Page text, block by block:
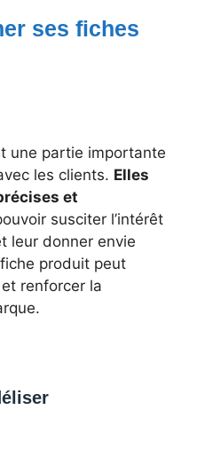
ses fiches
une partie importante
les clients. Elles
et
susciter l’intérêt
leur donner envie
produit peut
renforcer la